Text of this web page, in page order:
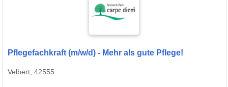
Pflegefachkraft (m/w/d) - Mehr als gute Pflege!
Velbert, 42555